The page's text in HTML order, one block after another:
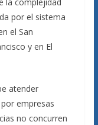
por el sistema
el San
y en El
atender
empresas
no concurren